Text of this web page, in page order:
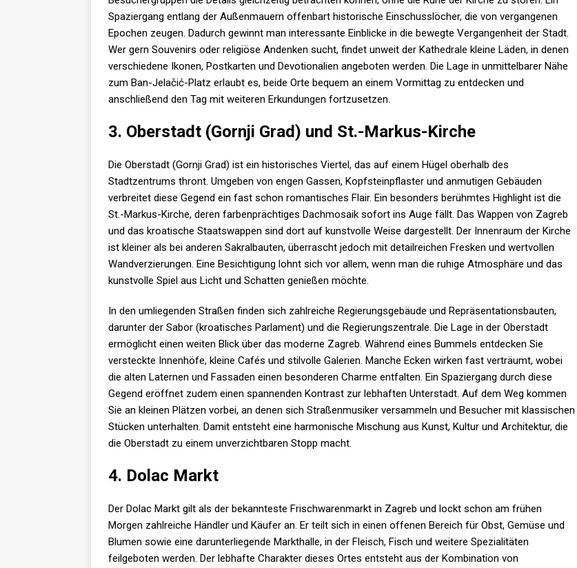
Spaziergang entlang der Außenmauern offenbart historische Einschusslöcher, die von vergangenen
Epochen zeugen. Dadurch gewinnt man interessante Einblicke in die bewegte Vergangenheit der Stadt.
Wer gern Souvenirs oder religiöse Andenken sucht, findet unweit der Kathedrale kleine Läden, in denen
verschiedene Ikonen, Postkarten und Devotionalien angeboten werden. Die Lage in unmittelbarer Nähe
zum Ban-Jelačić-Platz erlaubt es, beide Orte bequem an einem Vormittag zu entdecken und
anschließend den Tag mit weiteren Erkundungen fortzusetzen.
3. Oberstadt (Gornji Grad) und St.-Markus-Kirche
Die Oberstadt (Gornji Grad) ist ein historisches Viertel, das auf einem Hügel oberhalb des
Stadtzentrums thront. Umgeben von engen Gassen, Kopfsteinpflaster und anmutigen Gebäuden
verbreitet diese Gegend ein fast schon romantisches Flair. Ein besonders berühmtes Highlight ist die
St.-Markus-Kirche, deren farbenprächtiges Dachmosaik sofort ins Auge fällt. Das Wappen von Zagreb
und das kroatische Staatswappen sind dort auf kunstvolle Weise dargestellt. Der Innenraum der Kirche
ist kleiner als bei anderen Sakralbauten, überrascht jedoch mit detailreichen Fresken und wertvollen
Wandverzierungen. Eine Besichtigung lohnt sich vor allem, wenn man die ruhige Atmosphäre und das
kunstvolle Spiel aus Licht und Schatten genießen möchte.
In den umliegenden Straßen finden sich zahlreiche Regierungsgebäude und Repräsentationsbauten,
darunter der Sabor (kroatisches Parlament) und die Regierungszentrale. Die Lage in der Oberstadt
ermöglicht einen weiten Blick über das moderne Zagreb. Während eines Bummels entdecken Sie
versteckte Innenhöfe, kleine Cafés und stilvolle Galerien. Manche Ecken wirken fast verträumt, wobei
die alten Laternen und Fassaden einen besonderen Charme entfalten. Ein Spaziergang durch diese
Gegend eröffnet zudem einen spannenden Kontrast zur lebhaften Unterstadt. Auf dem Weg kommen
Sie an kleinen Plätzen vorbei, an denen sich Straßenmusiker versammeln und Besucher mit klassischen
Stücken unterhalten. Damit entsteht eine harmonische Mischung aus Kunst, Kultur und Architektur, die
die Oberstadt zu einem unverzichtbaren Stopp macht.
4. Dolac Markt
Der Dolac Markt gilt als der bekannteste Frischwarenmarkt in Zagreb und lockt schon am frühen
Morgen zahlreiche Händler und Käufer an. Er teilt sich in einen offenen Bereich für Obst, Gemüse und
Blumen sowie eine darunterliegende Markthalle, in der Fleisch, Fisch und weitere Spezialitäten
feilgeboten werden. Der lebhafte Charakter dieses Ortes entsteht aus der Kombination von